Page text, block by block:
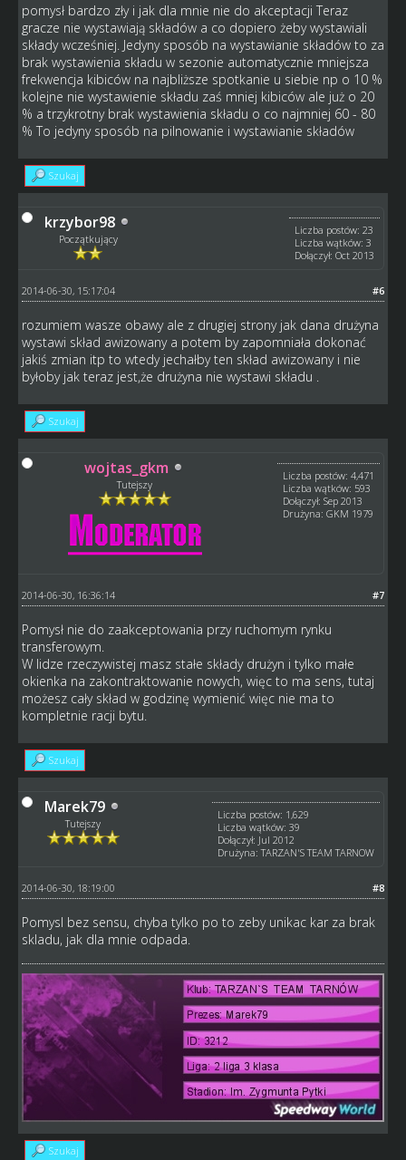
pomysł bardzo zły i jak dla mnie nie do akceptacji Teraz
gracze nie wystawiają składów a co dopiero żeby wystawiali
składy wcześniej. Jedyny sposób na wystawianie składów to za
brak wystawienia składu w sezonie automatycznie mniejsza
frekwencja kibiców na najbliższe spotkanie u siebie np o 10 %
kolejne nie wystawienie składu zaś mniej kibiców ale już o 20
% a trzykrotny brak wystawienia składu o co najmniej 60 - 80
% To jedyny sposób na pilnowanie i wystawianie składów
Szukaj
krzybor98
Początkujący
Liczba postów: 23
Liczba wątków: 3
Dołączył: Oct 2013
#6
2014-06-30, 15:17:04
rozumiem wasze obawy ale z drugiej strony jak dana drużyna
wystawi skład awizowany a potem by zapomniała dokonać
jakiś zmian itp to wtedy jechałby ten skład awizowany i nie
byłoby jak teraz jest,że drużyna nie wystawi składu .
Szukaj
wojtas_gkm
Tutejszy
Liczba postów: 4,471
Liczba wątków: 593
Dołączył: Sep 2013
Drużyna: GKM 1979
#7
2014-06-30, 16:36:14
Pomysł nie do zaakceptowania przy ruchomym rynku
transferowym.
W lidze rzeczywistej masz stałe składy drużyn i tylko małe
okienka na zakontraktowanie nowych, więc to ma sens, tutaj
możesz cały skład w godzinę wymienić więc nie ma to
kompletnie racji bytu.
Szukaj
Marek79
Tutejszy
Liczba postów: 1,629
Liczba wątków: 39
Dołączył: Jul 2012
Drużyna: TARZAN'S TEAM TARNOW
#8
2014-06-30, 18:19:00
Pomysl bez sensu, chyba tylko po to zeby unikac kar za brak
skladu, jak dla mnie odpada.
Szukaj